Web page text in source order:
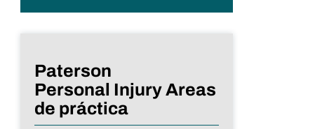
Paterson
Personal Injury Areas
de práctica